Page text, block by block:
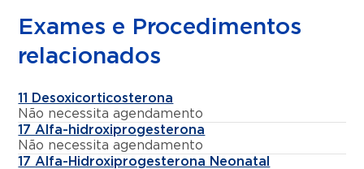
Exames e Procedimentos
relacionados
11 Desoxicorticosterona
Não necessita agendamento
17 Alfa-hidroxiprogesterona
Não necessita agendamento
17 Alfa-Hidroxiprogesterona Neonatal